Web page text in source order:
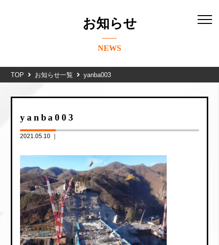
お知らせ
NEWS
TOP お知らせ一覧 yanba003
yanba003
2021.05.10 ｜